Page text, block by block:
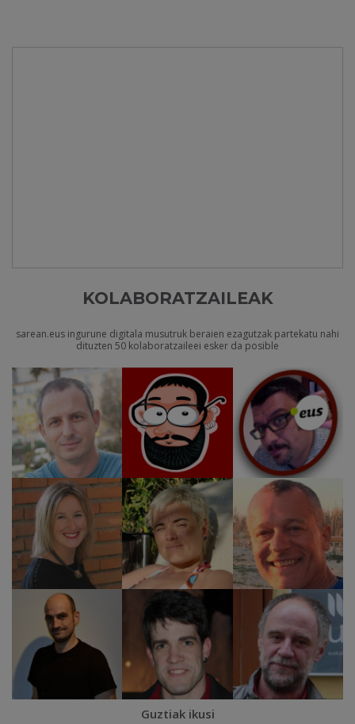
KOLABORATZAILEAK
sarean.eus ingurune digitala musutruk beraien ezagutzak partekatu nahi
dituzten 50 kolaboratzaileei esker da posible
Guztiak ikusi